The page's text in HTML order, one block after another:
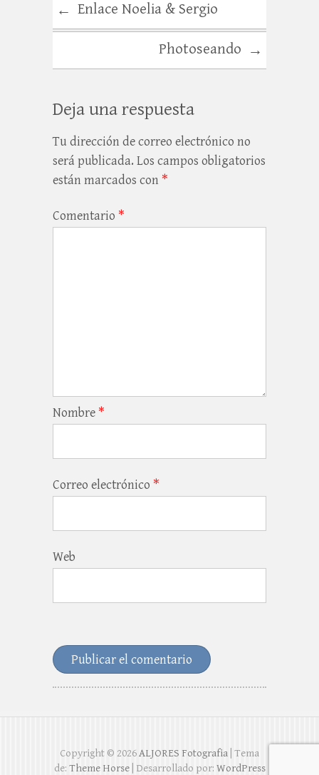
← Enlace Noelia & Sergio
Photoseando →
Deja una respuesta
Tu dirección de correo electrónico no
será publicada. Los campos obligatorios
están marcados con *
Comentario *
Nombre *
Correo electrónico *
Web
Copyright © 2026ALJORES Fotografia | Tema
de: Theme Horse| Desarrollado por: WordPress